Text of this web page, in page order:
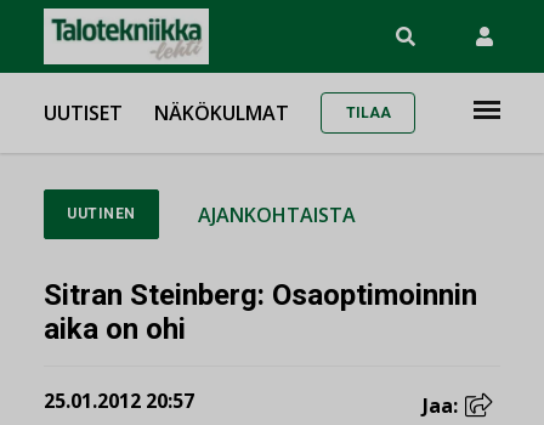
UUTISET NÄKÖKULMAT TILAA
UUTINEN AJANKOHTAISTA
Sitran Steinberg: Osaoptimoinnin
aika on ohi
25.01.2012 20:57 Jaa: